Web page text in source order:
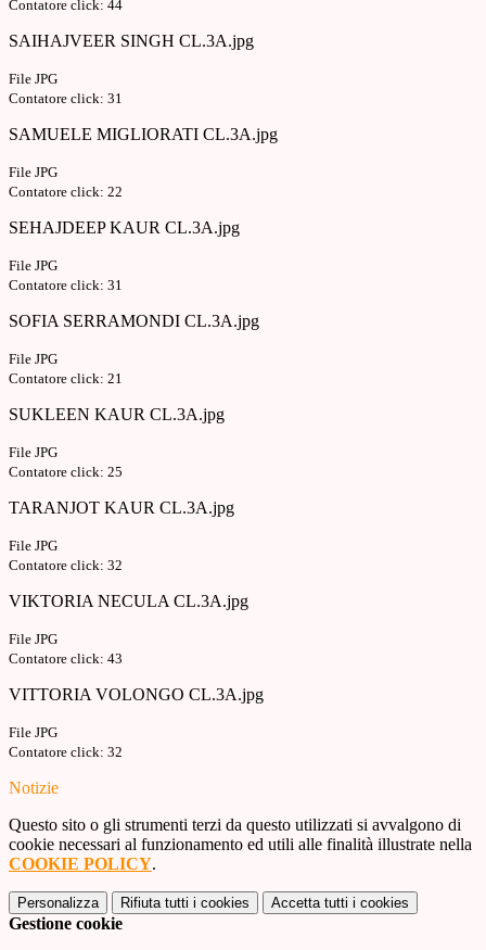
Contatore click: 44
SAIHAJVEER SINGH CL.3A.jpg
File JPG
Contatore click: 31
SAMUELE MIGLIORATI CL.3A.jpg
File JPG
Contatore click: 22
SEHAJDEEP KAUR CL.3A.jpg
File JPG
Contatore click: 31
SOFIA SERRAMONDI CL.3A.jpg
File JPG
Contatore click: 21
SUKLEEN KAUR CL.3A.jpg
File JPG
Contatore click: 25
TARANJOT KAUR CL.3A.jpg
File JPG
Contatore click: 32
VIKTORIA NECULA CL.3A.jpg
File JPG
Contatore click: 43
VITTORIA VOLONGO CL.3A.jpg
File JPG
Contatore click: 32
Notizie
Questo sito o gli strumenti terzi da questo utilizzati si avvalgono di
cookie necessari al funzionamento ed utili alle finalità illustrate nella
COOKIE POLICY.
Personalizza Rifiuta tutti i cookies Accetta tutti i cookies
Gestione cookie